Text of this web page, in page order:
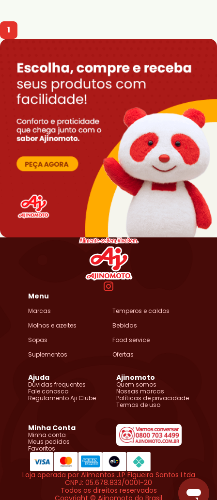
1
Menu
Marcas
Temperos e caldos
Molhos e azeites
Bebidas
Sopas
Food service
Suplementos
Ofertas
Ajuda
Dúvidas frequentes
Fale conosco
Regulamento Aji Clube
Ajinomoto
Quem somos
Nossas marcas
Políticas de privacidade
Termos de uso
Minha Conta
Minha conta
Meus pedidos
Favoritos
Loja operada por Alimentos J.P Figueira Santos Ltda
CNPJ: 05.678.833/0001-20
Todos os direitos reservados
Copyright © Ajinomoto do Brasil